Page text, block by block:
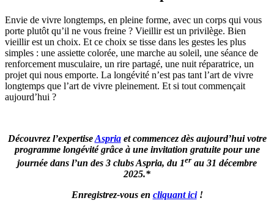
Envie de vivre longtemps, en pleine forme, avec un corps qui vous
porte plutôt qu’il ne vous freine ? Vieillir est un privilège. Bien
vieillir est un choix. Et ce choix se tisse dans les gestes les plus
simples : une assiette colorée, une marche au soleil, une séance de
renforcement musculaire, un rire partagé, une nuit réparatrice, un
projet qui nous emporte. La longévité n’est pas tant l’art de vivre
longtemps que l’art de vivre pleinement. Et si tout commençait
aujourd’hui ?
Découvrez l’expertiseAspriaet commencez dès aujourd’hui votre
programme longévité grâce à une invitation gratuite pour une
journée dans l’un des 3 clubs Aspria, du 1er au 31 décembre
2025.*
Enregistrez-vous en cliquant ici!